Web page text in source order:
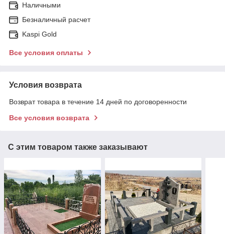
Наличными
Безналичный расчет
Kaspi Gold
Все условия оплаты
Условия возврата
Возврат товара в течение 14 дней по договоренности
Все условия возврата
С этим товаром также заказывают